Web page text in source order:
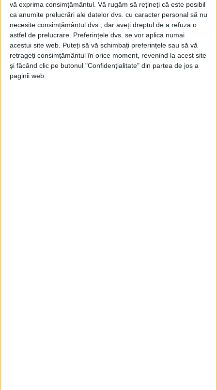
vă exprima consimțământul. Vă rugăm să rețineți că este posibil
ca anumite prelucrări ale datelor dvs. cu caracter personal să nu
necesite consimțământul dvs., dar aveți dreptul de a refuza o
astfel de prelucrare. Preferințele dvs. se vor aplica numai
acestui site web. Puteți să vă schimbați preferințele sau să vă
retrageți consimțământul în orice moment, revenind la acest site
și făcând clic pe butonul "Confidențialitate" din partea de jos a
paginii web.
destituit din funcție și s-a ales cu plângere penală după ce a
cerut echipamente de protecție și a declarat în presă că în
magaziile SMUC nu se găsesc aceste echipamente!